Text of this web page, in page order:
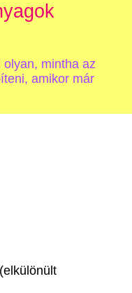
olyan, mintha az
amikor már